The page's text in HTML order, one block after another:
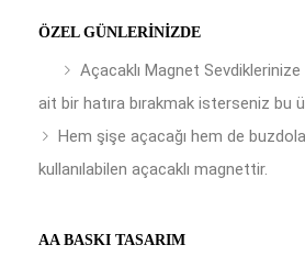
ÖZEL GÜNLERINIZDE
Açacaklı Magnet
ait bir hatıra bırakmak isterseniz bu
Hem şişe açacağı hem de
kullanılabilen açacaklı magnettir.
AA BASKI TASARIM